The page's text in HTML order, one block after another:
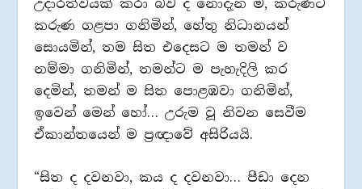
උදාරත්වයක් කරා බව ද නොදැන ම, කරුණට
කරුණ ගළපා ගනිමින්, හේතු නිධානයන්
සොයමින්, තම සිත එදෙසට ම තමන් ව
නම්මා ගනිමින්, තමන්ට ම පැහැදිලි කර
දෙමින්, තමන් ම සිත පොළඹවා ගනිමින්,
ඉවෙන් මෙන් හෝ… උරුම වූ නිවන සෙවීම
ඒකාන්තයෙන් ම ප්‍රඥාවේ අසිරියයි.
“සිත ද දවනවා, කය ද දවනවා… පීඩා දෙන